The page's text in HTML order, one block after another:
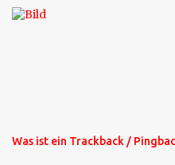
bekommen Sie kostenlos eine
Was ist ein Trackback /